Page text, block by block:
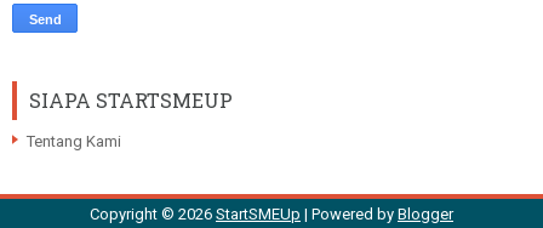
SIAPA STARTSMEUP
Tentang Kami
Copyright © 2026 StartSMEUp | Powered by Blogger